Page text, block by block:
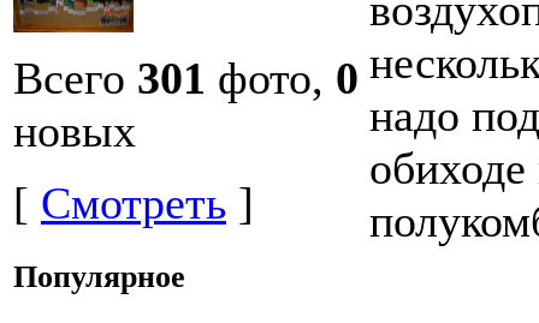
Всего 301 фото, 0
новых
[ Смотреть ]
Популярное
надо